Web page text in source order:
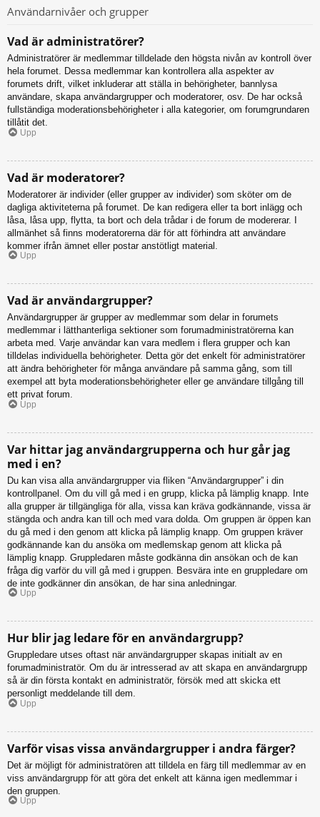
Användarnivåer och grupper
Vad är administratörer?
Administratörer är medlemmar tilldelade den högsta nivån av kontroll över
hela forumet. Dessa medlemmar kan kontrollera alla aspekter av
forumets drift, vilket inkluderar att ställa in behörigheter, bannlysa
användare, skapa användargrupper och moderatorer, osv. De har också
fullständiga moderationsbehörigheter i alla kategorier, om forumgrundaren
tillåtit det.
Upp
Vad är moderatorer?
Moderatorer är individer (eller grupper av individer) som sköter om de
dagliga aktiviteterna på forumet. De kan redigera eller ta bort inlägg och
låsa, låsa upp, flytta, ta bort och dela trådar i de forum de modererar. I
allmänhet så finns moderatorerna där för att förhindra att användare
kommer ifrån ämnet eller postar anstötligt material.
Upp
Vad är användargrupper?
Användargrupper är grupper av medlemmar som delar in forumets
medlemmar i lätthanterliga sektioner som forumadministratörerna kan
arbeta med. Varje användar kan vara medlem i flera grupper och kan
tilldelas individuella behörigheter. Detta gör det enkelt för administratörer
att ändra behörigheter för många användare på samma gång, som till
exempel att byta moderationsbehörigheter eller ge användare tillgång till
ett privat forum.
Upp
Var hittar jag användargrupperna och hur går jag
med i en?
Du kan visa alla användargrupper via fliken “Användargrupper” i din
kontrollpanel. Om du vill gå med i en grupp, klicka på lämplig knapp. Inte
alla grupper är tillgängliga för alla, vissa kan kräva godkännande, vissa är
stängda och andra kan till och med vara dolda. Om gruppen är öppen kan
du gå med i den genom att klicka på lämplig knapp. Om gruppen kräver
godkännande kan du ansöka om medlemskap genom att klicka på
lämplig knapp. Gruppledaren måste godkänna din ansökan och de kan
fråga dig varför du vill gå med i gruppen. Besvära inte en gruppledare om
de inte godkänner din ansökan, de har sina anledningar.
Upp
Hur blir jag ledare för en användargrupp?
Gruppledare utses oftast när användargrupper skapas initialt av en
forumadministratör. Om du är intresserad av att skapa en användargrupp
så är din första kontakt en administratör, försök med att skicka ett
personligt meddelande till dem.
Upp
Varför visas vissa användargrupper i andra färger?
Det är möjligt för administratören att tilldela en färg till medlemmar av en
viss användargrupp för att göra det enkelt att känna igen medlemmar i
den gruppen.
Upp